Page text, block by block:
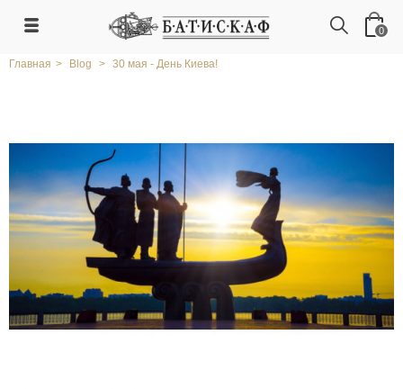
0
Главная > Blog > 30 мая - День Киева!